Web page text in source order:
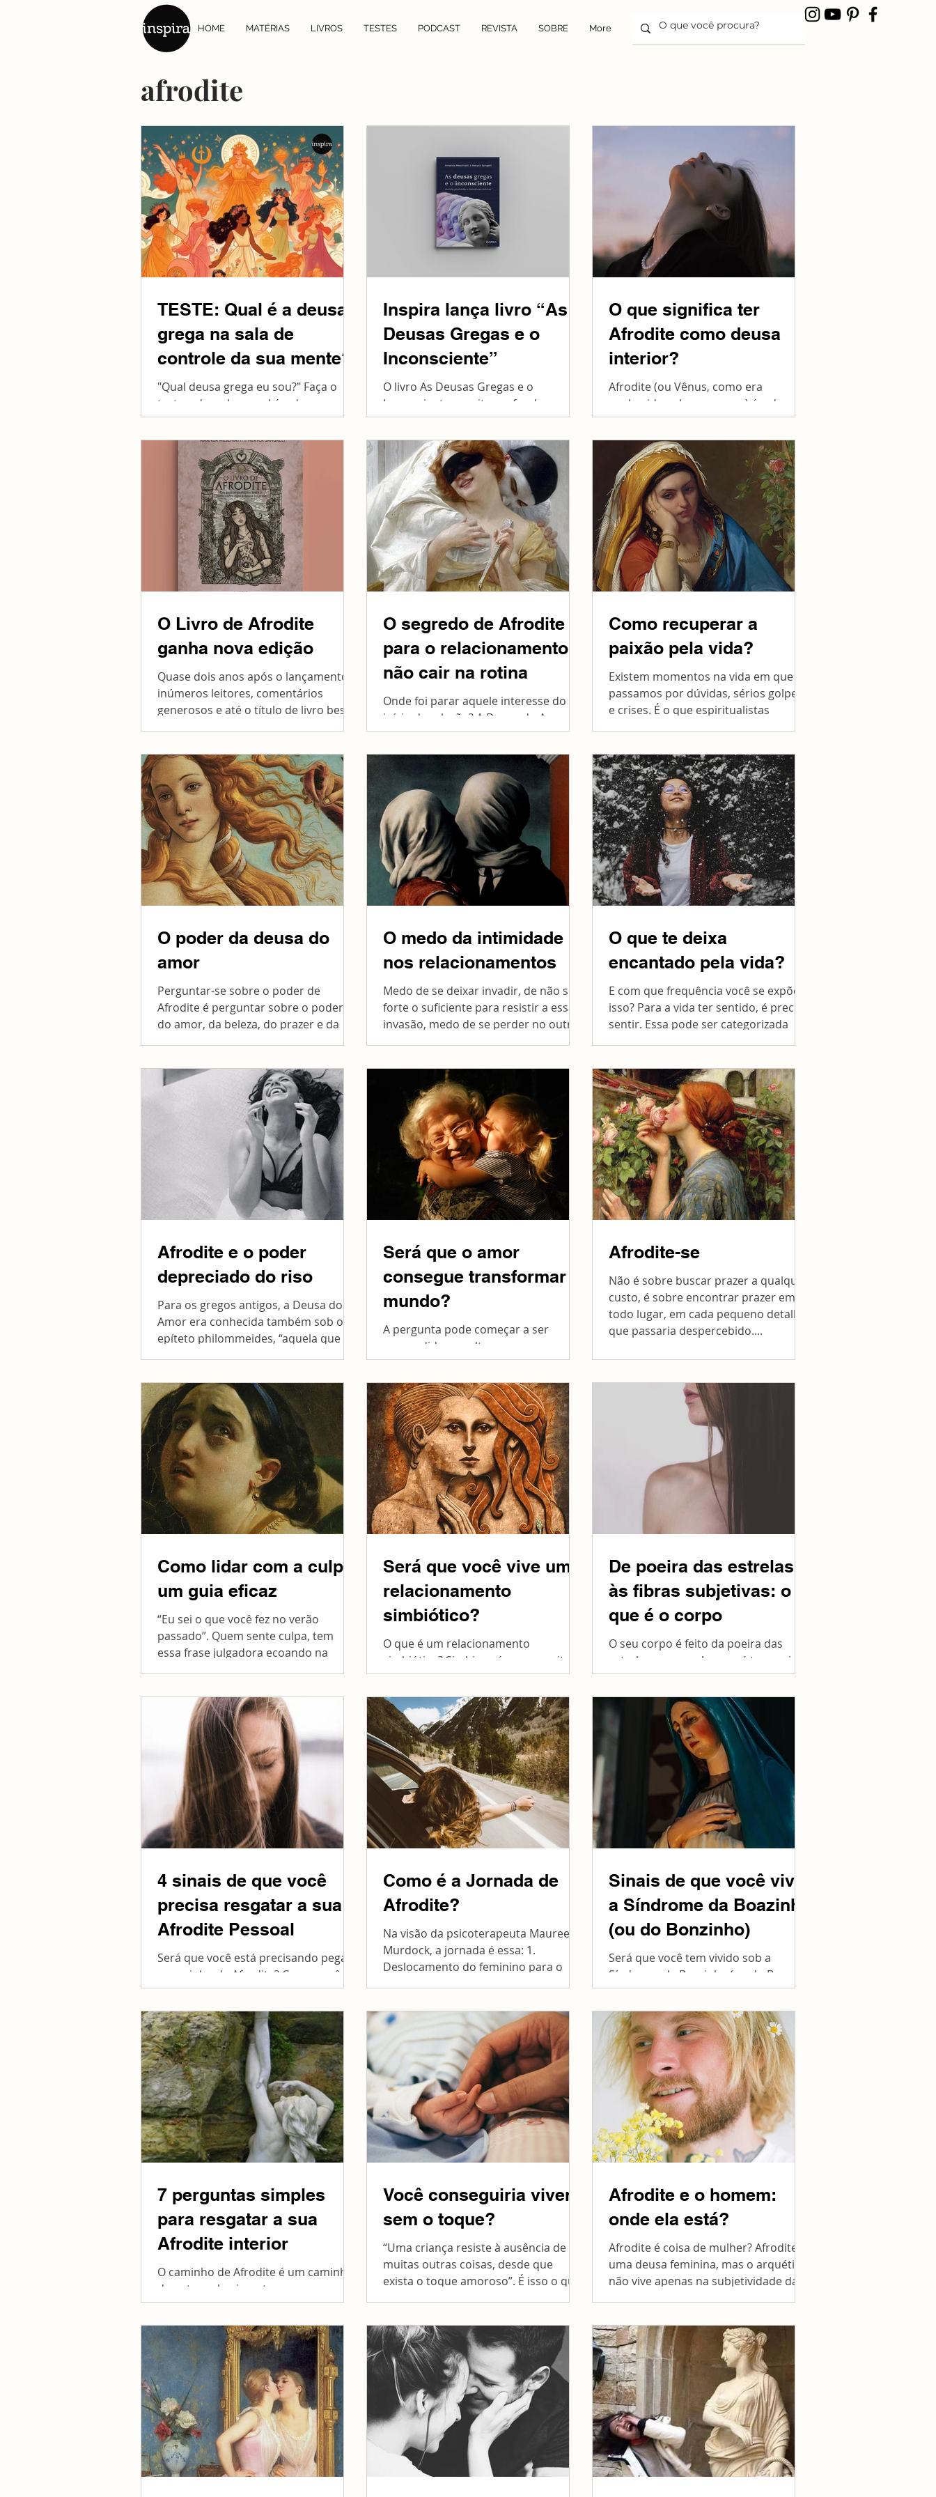
HOME MATÉRIAS LIVROS TESTES PODCAST REVISTA SOBRE More
afrodite
TESTE: Qual é a deusa
grega na sala de
controle da sua mente?
"Qual deusa grega eu sou?" Faça o
teste e descubra qual é a deusa na
sala de controle da sua mente!
Inspira lança livro “As
Deusas Gregas e o
Inconsciente”
O livro As Deusas Gregas e o
Inconsciente: escrita profunda e
narrativas míticas, acaba de ser
lançado!
O que significa ter
Afrodite como deusa
interior?
Afrodite (ou Vênus, como era
conhecida pelos romanos) é a deusa
da beleza, da autoestima, do amor, da
sensorialidade e do prazer sexual.
O Livro de Afrodite
ganha nova edição
Quase dois anos após o lançamento,
inúmeros leitores, comentários
generosos e até o título de livro best-
O segredo de Afrodite
para o relacionamento
não cair na rotina
Onde foi parar aquele interesse do
início da relação? A Deusa do Amor te
ajuda a reencontrá-lo.
Como recuperar a
paixão pela vida?
Existem momentos na vida em que
passamos por dúvidas, sérios golpes
e crises. É o que espiritualistas
O poder da deusa do
amor
Perguntar-se sobre o poder de
Afrodite é perguntar sobre o poder
do amor, da beleza, do prazer e da
O medo da intimidade
nos relacionamentos
Medo de se deixar invadir, de não ser
forte o suficiente para resistir a essa
invasão, medo de se perder no outro
O que te deixa
encantado pela vida?
E com que frequência você se expõe a
isso? Para a vida ter sentido, é preciso
sentir. Essa pode ser categorizada
Afrodite e o poder
depreciado do riso
Para os gregos antigos, a Deusa do
Amor era conhecida também sob o
epíteto philommeides, “aquela que
Será que o amor
consegue transformar o
mundo?
A pergunta pode começar a ser
respondida ao voltarmos nossa
perspectiva no tempo: para o início da
civilização. As primeiras imagens
que...
Afrodite-se
Não é sobre buscar prazer a qualquer
custo, é sobre encontrar prazer em
todo lugar, em cada pequeno detalhe
que passaria despercebido....
Como lidar com a culpa:
um guia eficaz
“Eu sei o que você fez no verão
passado”. Quem sente culpa, tem
essa frase julgadora ecoando na
Será que você vive um
relacionamento
simbiótico?
O que é um relacionamento
simbiótico? Simbiose é um conceito
da Biologia que define a associação de
dois ou mais seres de espécies...
De poeira das estrelas
às fibras subjetivas: o
que é o corpo
O seu corpo é feito da poeira das
estrelas e o que ele quer é te convidar
para dançar. Dançar a dança cósmica
da vida! É real. Depois de...
4 sinais de que você
precisa resgatar a sua
Afrodite Pessoal
Será que você está precisando pegar
o caminho de Afrodite? Como você já
deve ter lido em nossos posts, existe
um Olimpo dentro de nós:...
Como é a Jornada de
Afrodite?
Na visão da psicoterapeuta Maureen
Murdock, a jornada é essa: 1.
Deslocamento do feminino para o
Sinais de que você vive
a Síndrome da Boazinha
(ou do Bonzinho)
Será que você tem vivido sob a
Síndrome da Boazinha (ou do Bom
Moço)? Separamos alguns sinais que
podem te ajudar a descobrir. Sinais
da...
7 perguntas simples
para resgatar a sua
Afrodite interior
O caminho de Afrodite é um caminho
de autoconhecimento e
fortalecimento do ego contra
dependências afetivas, escravidões
psicológicas e...
Você conseguiria viver
sem o toque?
“Uma criança resiste à ausência de
muitas outras coisas, desde que
exista o toque amoroso”. É isso o que
Afrodite e o homem:
onde ela está?
Afrodite é coisa de mulher? Afrodite é
uma deusa feminina, mas o arquétipo
não vive apenas na subjetividade das